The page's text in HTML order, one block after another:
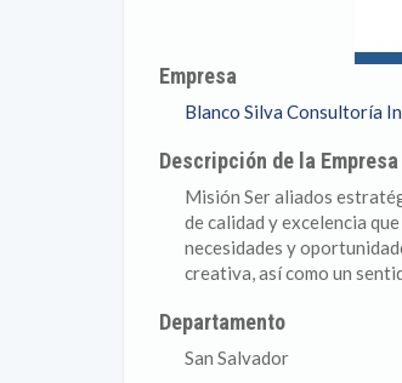
Empresa
Blanco Silva Consultoría
Descripción de la Empresa
Misión Ser aliados
de calidad y excelencia
necesidades y
creativa, así como un
Departamento
San Salvador